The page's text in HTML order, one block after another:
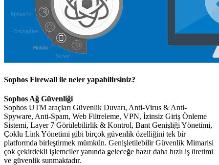
Sophos Firewall ile neler yapabilirsiniz?
Sophos Ağ Güvenliği
Sophos UTM araçları Güvenlik Duvarı, Anti-Virus & Anti-
Spyware, Anti-Spam, Web Filtreleme, VPN, İzinsiz Giriş Önleme
Sistemi, Layer 7 Görülebilirlik & Kontrol, Bant Genişliği Yönetimi,
Çoklu Link Yönetimi gibi birçok güvenlik özelliğini tek bir
platformda birleştirmek mümkün. Genişletilebilir Güvenlik Mimarisi
çok çekirdekli işlemciler yanında geleceğe hazır daha hızlı iş üretimi
ve güvenlik sunmaktadır.